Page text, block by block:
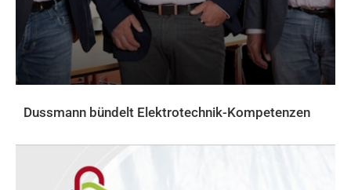
Dussmann bündelt Elektrotechnik-Kompetenzen